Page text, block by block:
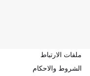
ملفات الارتباط
الشروط والاحكام